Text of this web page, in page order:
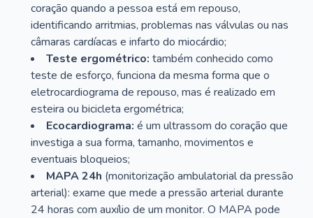
coração quando a pessoa está em repouso,
identificando arritmias, problemas nas válvulas ou nas
câmaras cardíacas e infarto do miocárdio;
Teste ergométrico: também conhecido como
teste de esforço, funciona da mesma forma que o
eletrocardiograma de repouso, mas é realizado em
esteira ou bicicleta ergométrica;
Ecocardiograma: é um ultrassom do coração que
investiga a sua forma, tamanho, movimentos e
eventuais bloqueios;
MAPA 24h (monitorização ambulatorial da pressão
arterial): exame que mede a pressão arterial durante
24 horas com auxílio de um monitor. O MAPA pode